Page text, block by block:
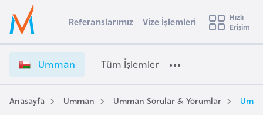
Ülke Seçimi
Başvuru yapmak istediğiniz ülkeyi seçin
Üye
Girişi
m
a
n
V
e
t
Referanslarımız Vize İşlemleri
Hızlı
Erişim
Umman Tüm İşlemler
Anasayfa Umman Umman Sorular & Yorumlar
s
t
r
a